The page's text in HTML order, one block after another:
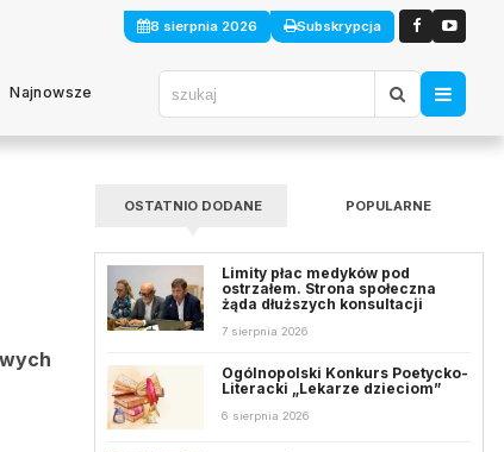
8 sierpnia 2026 Subskrypcja
Najnowsze
OSTATNIO DODANE POPULARNE
Limity płac medyków pod
ostrzałem. Strona społeczna
żąda dłuższych konsultacji
7 sierpnia 2026
Ogólnopolski Konkurs Poetycko-
Literacki „Lekarze dzieciom”
6 sierpnia 2026